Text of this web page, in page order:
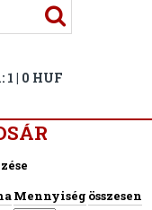
1 | 0 HUF
Mennyiség összesen